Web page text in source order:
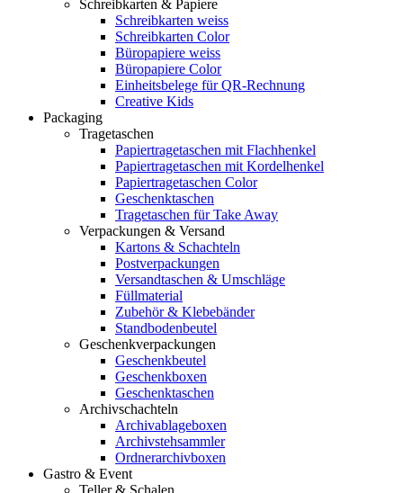
Schreibkarten & Papiere
Schreibkarten weiss
Schreibkarten Color
Büropapiere weiss
Büropapiere Color
Einheitsbelege für QR-Rechnung
Creative Kids
Packaging
Tragetaschen
Papiertragetaschen mit Flachhenkel
Papiertragetaschen mit Kordelhenkel
Papiertragetaschen Color
Geschenktaschen
Tragetaschen für Take Away
Verpackungen & Versand
Kartons & Schachteln
Postverpackungen
Versandtaschen & Umschläge
Füllmaterial
Zubehör & Klebebänder
Standbodenbeutel
Geschenkverpackungen
Geschenkbeutel
Geschenkboxen
Geschenktaschen
Archivschachteln
Archivablageboxen
Archivstehsammler
Ordnerarchivboxen
Gastro & Event